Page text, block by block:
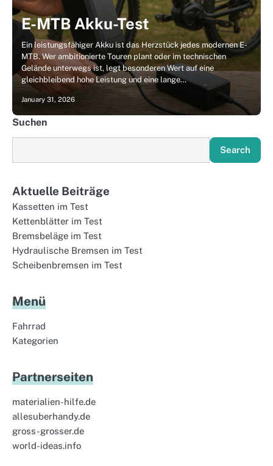
E-MTB Akku-Test
Ein leistungsfähiger Akku ist das Herzstück jedes modernen E-
MTB. Wer ambitionierte Touren plant oder im technischen
Gelände unterwegs ist, legt besonderen Wert auf eine
gleichbleibend hohe Leistung und eine lange…
January 31, 2026
Suchen
Search
Aktuelle Beiträge
Kassetten im Test
Kettenblätter im Test
Bremsbeläge im Test
Hydraulische Bremsen im Test
Scheibenbremsen im Test
Menü
Fahrrad
Kategorien
Partnerseiten
materialien-hilfe.de
allesuberhandy.de
gross-grosser.de
world-ideas.info